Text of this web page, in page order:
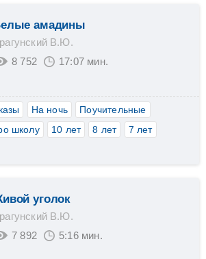
амадины
В.Ю.
8 752
17:07 мин.
На ночь
Поучительные
школу 10 лет 8 лет
7 лет
уголок
В.Ю.
7 892
5:16 мин.